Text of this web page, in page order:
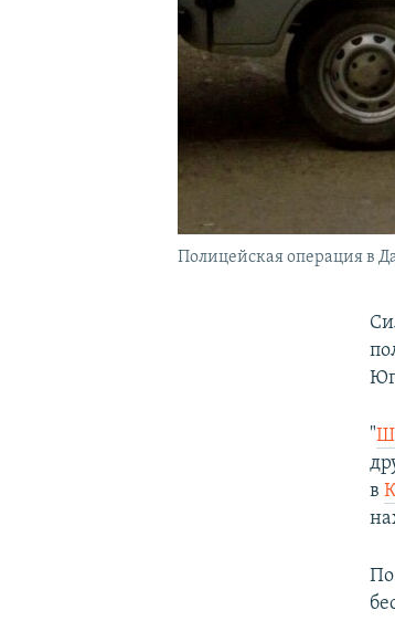
Полицейская операция в
"
в
По